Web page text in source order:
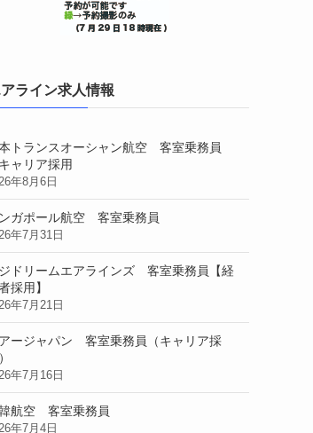
ライン求人情報
トランスオーシャン航空 客室乗務員
キャリア採用
年8月6日
ガポール航空 客室乗務員
年7月31日
ドリームエアラインズ 客室乗務員【経
採用】
年7月21日
ージャパン 客室乗務員（キャリア採
年7月16日
航空 客室乗務員
年7月4日